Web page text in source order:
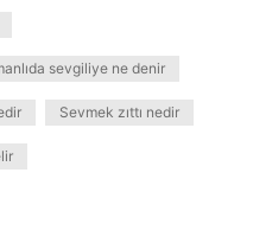
sevgiliye ne denir
Sevmek zıttı nedir